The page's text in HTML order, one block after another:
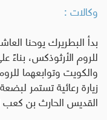
وكالات :
بدأ البطريرك يوحنا
للروم الأرثوذكس،
والكويت وتوابعهما
زيارة رعائية تستمر
القديس الحارث بن